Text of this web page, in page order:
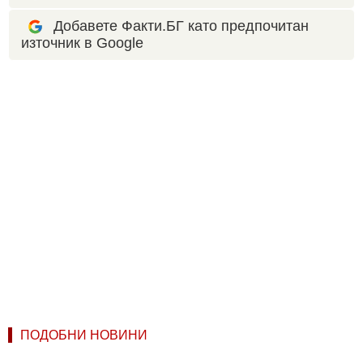
Добавете Факти.БГ като предпочитан
източник в Google
ПОДОБНИ НОВИНИ